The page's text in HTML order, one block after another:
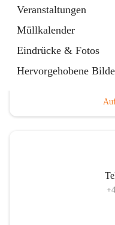
Veranstaltungen
Müllkalender
Eindrücke & Fotos
Hervorgehobene